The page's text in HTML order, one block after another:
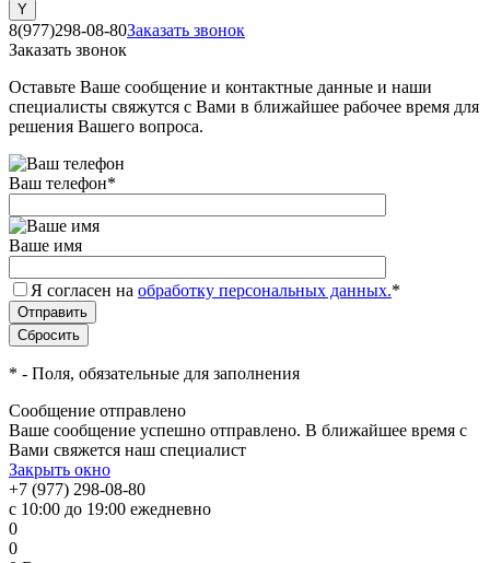
8(977)298-08-80Заказать звонок
Заказать звонок
Оставьте Ваше сообщение и контактные данные и наши
специалисты свяжутся с Вами в ближайшее рабочее время для
решения Вашего вопроса.
Ваш телефон*
Ваше имя
Я согласен на обработку персональных данных.*
* - Поля, обязательные для заполнения
Сообщение отправлено
Ваше сообщение успешно отправлено. В ближайшее время с
Вами свяжется наш специалист
Закрыть окно
+7 (977) 298-08-80
с 10:00 до 19:00 ежедневно
0
0